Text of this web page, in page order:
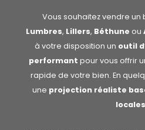
Vous souhaitez vendre un
Lumbres, Lillers, Béthune ou
à votre disposition un outil
performant pour vous offrir
rapide de votre bien. En
une projection réaliste
locales